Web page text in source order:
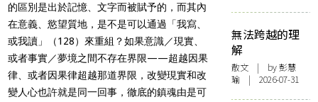
的區別是出於記憶、文字而被賦予的，而其內
在意義、慾望質地，是不是可以通過「我寫、
或我讀」（128）來重組？如果意識／現實、
或者事實／夢境之間不存在界限——超越因果
律、或者因果律超越那道界限，改變現實和改
變人心也許就是同一回事，徹底的鎮魂由是可
無法跨越的理
解
散文 | by 彭慧
瑜 | 2026-07-31